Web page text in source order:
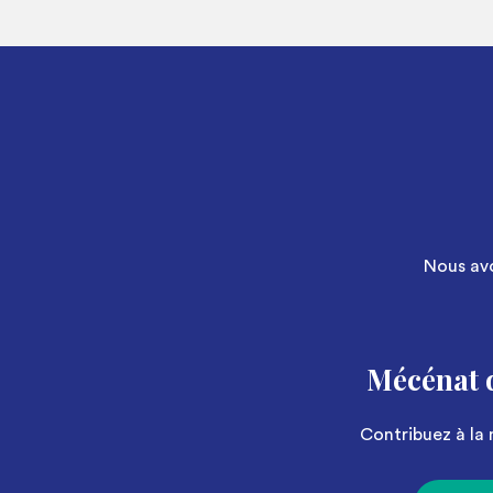
Nous
Mécénat
Contribuez à la